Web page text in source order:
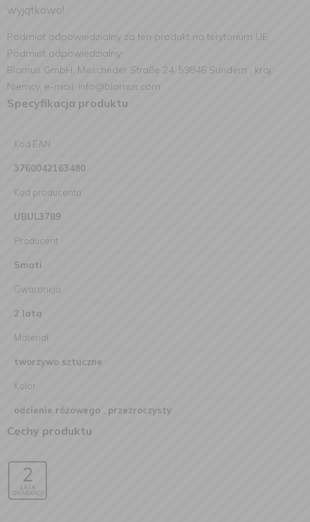
wyjątkowo!
Podmiot odpowiedzialny za ten produkt na terytorium UE:
Podmiot odpowiedzialny:
Blomus GmbH, Mescheder Straße 24, 59846 Sundern , kraj:
Niemcy, e-mail: info@blomus.com
Specyfikacja produktu
Kod EAN
3760042163480
Kod producenta
UBUL3789
Producent
Smati
Gwarancja
2 lata
Materiał
tworzywo sztuczne
Kolor
odcienie różowego , przezroczysty
Cechy produktu